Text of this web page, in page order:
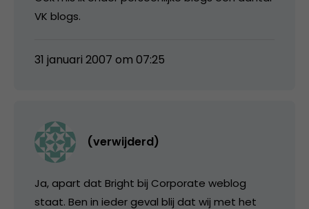
VK blogs.
31 januari 2007 om 07:25
(verwijderd)
Ja, apart dat Bright bij Corporate weblog
staat. Ben in ieder geval blij dat wij met het